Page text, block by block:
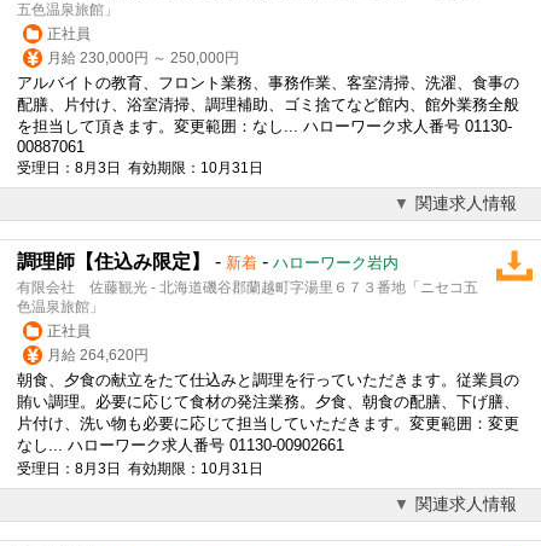
五色温泉旅館」
正社員
月給 230,000円 ～ 250,000円
アルバイトの教育、フロント業務、事務作業、客室清掃、洗濯、食事の
配膳、片付け、浴室清掃、調理補助、ゴミ捨てなど館内、館外業務全般
を担当して頂きます。変更範囲：なし... ハローワーク求人番号 01130-
00887061
受理日：8月3日 有効期限：10月31日
関連求人情報
調理師【住込み限定】 - 新着 - ハローワーク岩内
有限会社 佐藤観光 - 北海道磯谷郡蘭越町字湯里６７３番地「ニセコ五
色温泉旅館」
正社員
月給 264,620円
朝食、夕食の献立をたて仕込みと調理を行っていただきます。従業員の
賄い調理。必要に応じて食材の発注業務。夕食、朝食の配膳、下げ膳、
片付け、洗い物も必要に応じて担当していただきます。変更範囲：変更
なし... ハローワーク求人番号 01130-00902661
受理日：8月3日 有効期限：10月31日
関連求人情報